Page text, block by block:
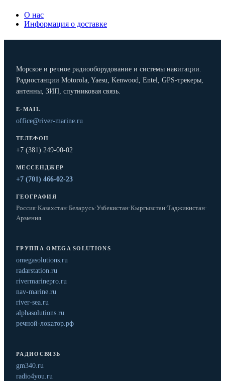
О нас
Информация о доставке
Морское и речное радиооборудование и системы навигации.
Радиостанции Motorola, Yaesu, Kenwood, Entel, GPS-трекеры,
антенны, ЗИП, спутниковая связь.
E-MAIL
office@river-marine.ru
ТЕЛЕФОН
+7 (381) 249-00-02
МЕССЕНДЖЕР
+7 (701) 466-02-23
ГЕОГРАФИЯ
Россия·Казахстан·Беларусь·Узбекистан·Кыргызстан·Таджикистан·
Армения
ГРУППА OMEGA SOLUTIONS
omegasolutions.ru
radarstation.ru
rivermarinepro.ru
nav-marine.ru
river-sea.ru
alphasolutions.ru
речной-локатор.рф
РАДИОСВЯЗЬ
gm340.ru
radio4you.ru